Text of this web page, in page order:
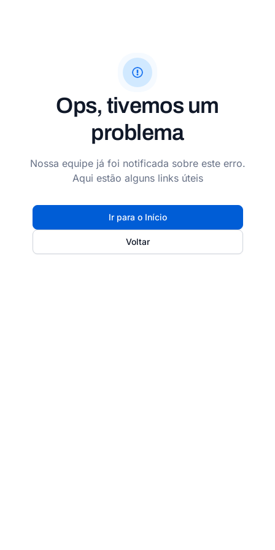
Ops, tivemos um
problema
Nossa equipe já foi notificada sobre este erro.
Aqui estão alguns links úteis
Ir para o Início
Voltar